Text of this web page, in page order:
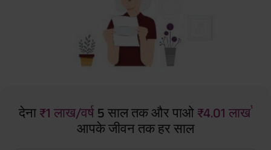
देना₹1 लाख/वर्ष 5 साल तक और पाओ₹4.01 लाख¹
आपके जीवन तक हर साल